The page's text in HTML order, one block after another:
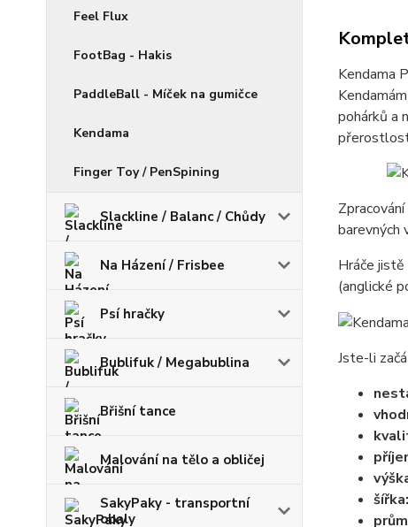
Feel Flux
FootBag - Hakis
PaddleBall - Míček na gumičce
Kendama
Finger Toy / PenSpining
Slackline / Balanc / Chůdy
Na Házení / Frisbee
Psí hračky
Bublifuk / Megabublina
Břišní tance
Malování na tělo a obličej
SakyPaky - transportní
obaly
Kendama
pohárků a
přerostlost
barevných
Hráče
(anglické
Jste-li